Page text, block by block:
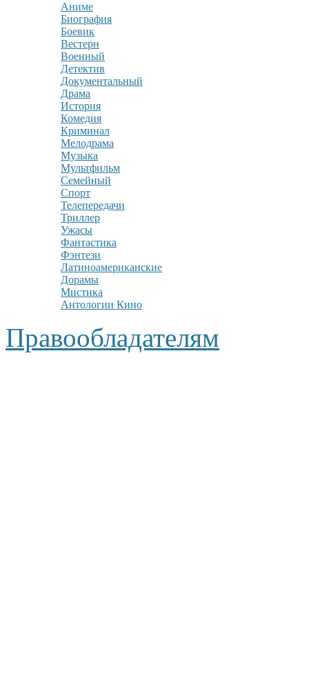
Аниме
Биография
Боевик
Вестерн
Военный
Детектив
Документальный
Драма
История
Комедия
Криминал
Мелодрама
Музыка
Мультфильм
Семейный
Спорт
Телепередачи
Триллер
Ужасы
Фантастика
Фэнтези
Латиноамериканские
Дорамы
Мистика
Антологии Кино
Правообладателям